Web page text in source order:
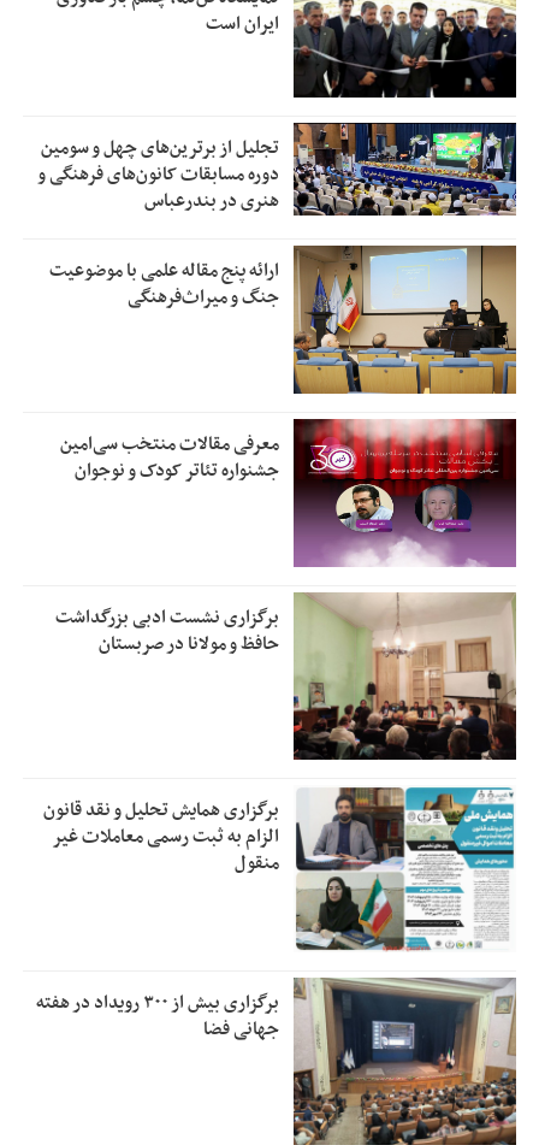
ایران است
تجلیل از بر‌ترین‌های چهل و سومین
دوره مسابقات کانون‌های فرهنگی و
هنری در بندرعباس
ارائه پنج مقاله علمی با موضوعیت
جنگ و میراث‌فرهنگی
معرفی مقالات منتخب سی‌امین
جشنواره تئاتر کودک و نوجوان
برگزاری نشست ادبی بزرگداشت
حافظ و مولانا در صربستان
برگزاری همایش تحلیل و نقد قانون
الزام به ثبت رسمی معاملات غیر
منقول
برگزاری بیش از ۳۰۰ رویداد در هفته
جهانی فضا